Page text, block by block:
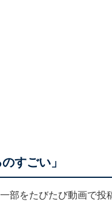
すごい」
部をたびたび動画で投